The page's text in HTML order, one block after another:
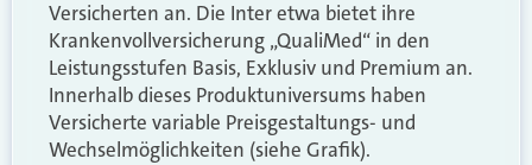
Versicherten an. Die Inter etwa bietet ihre
Krankenvollversicherung „QualiMed“ in den
Leistungsstufen Basis, Exklusiv und Premium an.
Innerhalb dieses Produktuniversums haben
Versicherte variable Preisgestaltungs- und
Wechselmöglichkeiten (siehe Grafik).